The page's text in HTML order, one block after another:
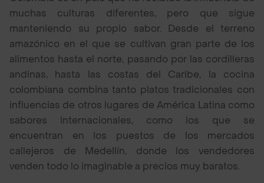
muchas culturas diferentes, pero que sigue
manteniendo su propio sabor. Desde el terreno
amazónico en el que se cultivan gran parte de los
alimentos hasta el norte, pasando por las cordilleras
andinas, hasta las costas del Caribe, la cocina
colombiana combina tanto platos tradicionales con
influencias de otros lugares de América Latina como
sabores internacionales, como los que se
encuentran en los puestos de los mercados
callejeros de Medellín, donde los vendedores
venden todo lo imaginable a precios muy baratos.